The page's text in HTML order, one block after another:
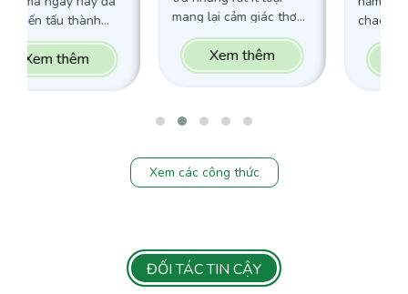
mang lại cảm giác thơm
giọt đầu tiên. Vậy thì,Trà
Olong Nhãn Tiên Tử sẽ
làm bạn&nbsp; “ngạc
lạ và đặc trưng mà món
cũng sẽ là món trà mà
các tín đồ mê trà không
Vua An Toàn “Khuấy
đảo” mùa hè này bằng
công thức làm món trà
Xem thêm
chao đảo cộng đồng
giới trẻ hiện nay. Những
bí quyết chỉ có Barista
biết được sẽ hé lộ trong
!&nbsp; Xem ngay bài
định mở quán đồ uống
trong năm nay
nhé!&nbsp;
Xem thêm
Xem các công thức
ĐỐI TÁC TIN CẬY